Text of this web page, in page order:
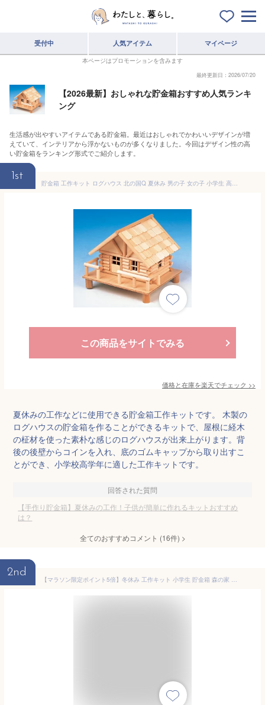
受付中 人気アイテム マイページ
本ページはプロモーションを含みます
最終更新日：2026/07/20
【2026最新】おしゃれな貯金箱おすすめ人気ランキ
ング
生活感が出やすいアイテムである貯金箱。最近はおしゃれでかわいいデザインが増
えていて、インテリアから浮かないものが多くなりました。今回はデザイン性の高
い貯金箱をランキング形式でご紹介します。
1st
貯金箱 工作キット ログハウス 北の国Q 夏休み 男の子 女の子 小学生 高学年 子供 大人向け 子供会
この商品をサイトでみる
価格と在庫を楽天でチェック >>
夏休みの工作などに使用できる貯金箱工作キットです。 木製の
ログハウスの貯金箱を作ることができるキットで、屋根に経木
の柾材を使った素朴な感じのログハウスが出来上がります。背
後の後壁からコインを入れ、底のゴムキャップから取り出すこ
とができ、小学校高学年に適した工作キットです。
回答された質問
【手作り貯金箱】夏休みの工作！子供が簡単に作れるキットおすすめ
は？
全てのおすすめコメント (16件) >
2nd
【マラソン限定ポイント5倍】冬休み 工作キット 小学生 貯金箱 森の家 家 木 木製 工作 親子 木工教室 低学年 高学年 男の子 女の子 イベント ワークショップ DIY 大量注文OK stay home おうち時間 子供 在宅 夏休み 春休み 大型連休